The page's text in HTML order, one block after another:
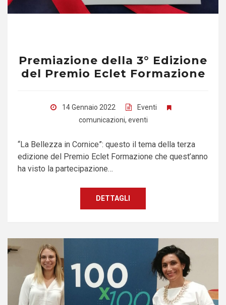
Premiazione della 3° Edizione
del Premio Eclet Formazione
14 Gennaio 2022
Eventi
comunicazioni, eventi
“La Bellezza in Cornice”: questo il tema della terza
edizione del Premio Eclet Formazione che quest’anno
ha visto la partecipazione…
DETTAGLI